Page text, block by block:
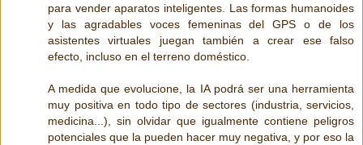
para vender aparatos inteligentes. Las formas humanoides
y las agradables voces femeninas del GPS o de los
asistentes virtuales juegan también a crear ese falso
efecto, incluso en el terreno doméstico.
A medida que evolucione, la IA podrá ser una herramienta
muy positiva en todo tipo de sectores (industria, servicios,
medicina...), sin olvidar que igualmente contiene peligros
potenciales que la pueden hacer muy negativa, y por eso la